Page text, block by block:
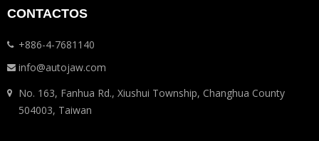
CONTACTOS
+886-4-7681140
info@autojaw.com
No. 163, Fanhua Rd., Xiushui Township, Changhua County
504003, Taiwan